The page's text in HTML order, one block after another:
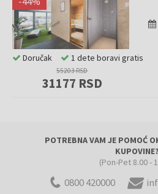
55203 RSD
31177 RSD
Doručak 1 dete boravi gratis
POTREBNA VAM JE POMOĆ
KUPOVINE?
(Pon-Pet 8.00 -
0800 420000